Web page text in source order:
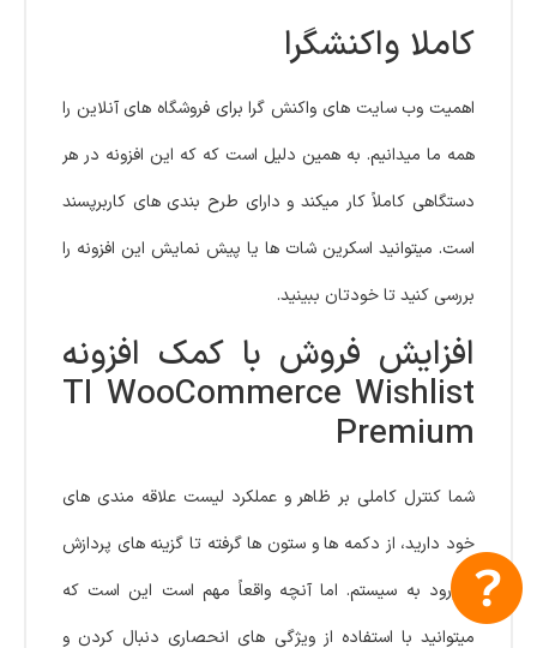
کاملا واکنشگرا
اهمیت وب سایت های واکنش گرا برای فروشگاه های آنلاین را
همه ما میدانیم. به همین دلیل است که که این افزونه در هر
دستگاهی کاملاً کار میکند و دارای طرح بندی های کاربرپسند
است. میتوانید اسکرین شات ها یا پیش نمایش این افزونه را
بررسی کنید تا خودتان ببینید.
افزایش فروش با کمک افزونه
TI WooCommerce Wishlist
Premium
شما کنترل کاملی بر ظاهر و عملکرد لیست علاقه مندی های
خود دارید، از دکمه ها و ستون ها گرفته تا گزینه های پردازش
و ورود به سیستم. اما آنچه واقعاً مهم است این است که
میتوانید با استفاده از ویژگی های انحصاری دنبال کردن و